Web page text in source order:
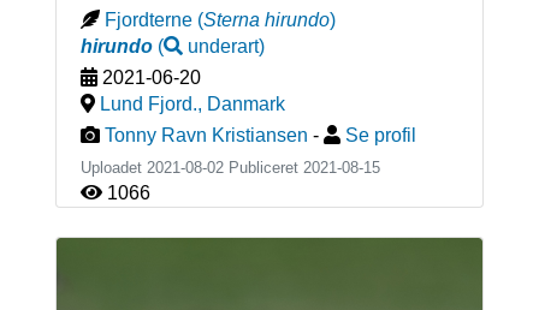
Fjordterne (Sterna hirundo)
hirundo( underart)
2021-06-20
Lund Fjord., Danmark
Tonny Ravn Kristiansen - Se profil
Uploadet 2021-08-02 Publiceret 2021-08-15
1066